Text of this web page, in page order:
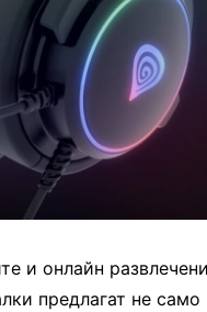
и онлайн
предлагат не само